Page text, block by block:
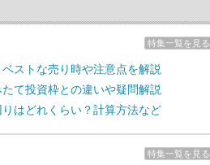
特集一覧を見る
ストな売り時や注意点を解説
て投資枠との違いや疑問解説
はどれくらい？計算方法など
特集一覧を見る